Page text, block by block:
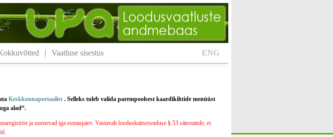
ENG
Vaatluse sisestus
Keskkonnaportaalist. Selleks tuleb valida parempoolsest kaardikihtide menüüst
alad“.
ja uuenevad iga esmaspäev. Vastavalt looduskaitseseaduse § 53 sätestatule, ei